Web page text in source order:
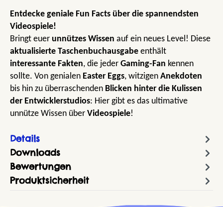
Entdecke geniale Fun Facts über die spannendsten
Videospiele!
Bringt euer unnützes Wissen auf ein neues Level! Diese
aktualisierte Taschenbuchausgabe enthält
interessante Fakten, die jeder Gaming-Fan kennen
sollte. Von genialen Easter Eggs, witzigen Anekdoten
bis hin zu überraschenden Blicken hinter die Kulissen
der Entwicklerstudios: Hier gibt es das ultimative
unnütze Wissen über Videospiele!
Details
Downloads
Bewertungen
Produktsicherheit